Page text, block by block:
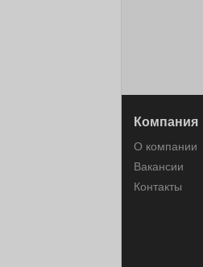
Компания
О компании
Вакансии
Контакты